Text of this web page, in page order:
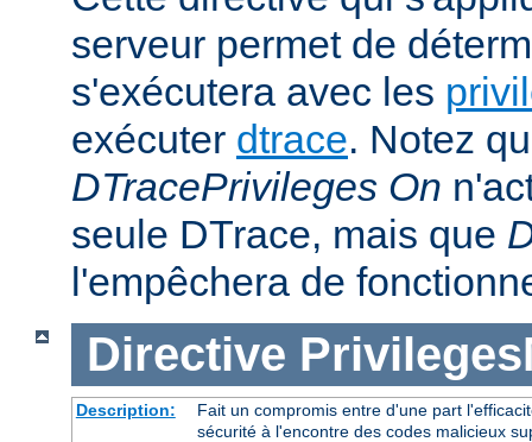
serveur permet de
s'exécutera avec les
exécuter dtrace. Notez
DTracePrivileges On
seule DTrace, mais que
l'empêchera de
Directive
Description:
Fait un compromis entre d'une part
sécurité à l'encontre des codes malicieux